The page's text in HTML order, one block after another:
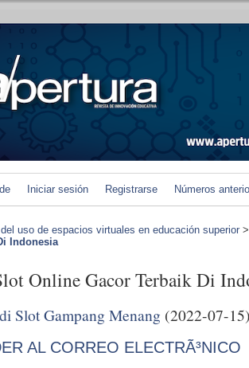
Iniciar sesión Registrarse Números
uso de espacios virtuales en educación superior
Indonesia
Online Gacor Terbaik Di
Slot Gampang Menang (2022-07-
AL CORREO ELECTRÃ³NICO